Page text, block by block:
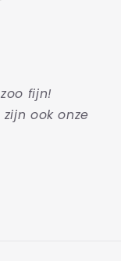
fijn!
ook onze